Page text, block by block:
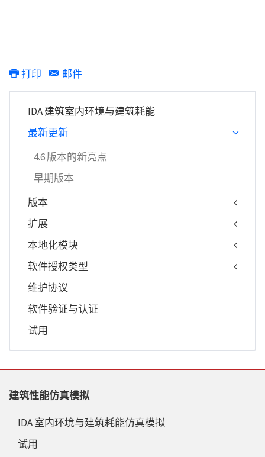
打印 邮件
IDA 建筑室内环境与建筑耗能
最新更新
4.6 版本的新亮点
早期版本
版本
扩展
本地化模块
软件授权类型
维护协议
软件验证与认证
试用
建筑性能仿真模拟
IDA 室内环境与建筑耗能仿真模拟
试用